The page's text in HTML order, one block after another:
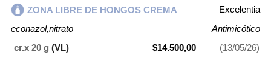
ZONA LIBRE DE HONGOS CREMA
Excelentia
econazol,nitrato
Antimicótico
cr.x 20 g (VL) $14.500,00 (13/05/26)